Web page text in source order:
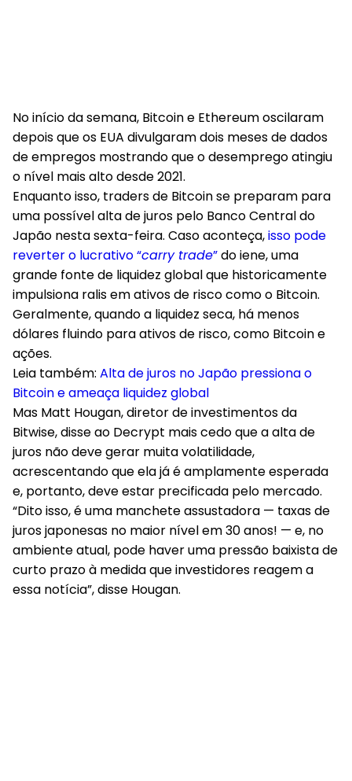
No início da semana, Bitcoin e Ethereum oscilaram
depois que os EUA divulgaram dois meses de dados
de empregos mostrando que o desemprego atingiu
o nível mais alto desde 2021.
Enquanto isso, traders de Bitcoin se preparam para
uma possível alta de juros pelo Banco Central do
Japão nesta sexta-feira. Caso aconteça,isso pode
reverter o lucrativo “carry trade”do iene, uma
grande fonte de liquidez global que historicamente
impulsiona ralis em ativos de risco como o Bitcoin.
Geralmente,quando a liquidez seca, há menos
dólares fluindo para ativos de risco, como Bitcoin e
ações.
Leia também: Alta de juros no Japão pressiona o
Bitcoin e ameaça liquidez global
Mas Matt Hougan, diretor de investimentos da
Bitwise, disse ao Decrypt mais cedo quea alta de
juros não deve gerar muita volatilidade,
acrescentando que ela já é amplamente esperada
e, portanto, deve estar precificada pelo mercado.
“Dito isso, é uma manchete assustadora — taxas de
juros japonesas no maior nível em 30 anos! — e, no
ambiente atual, pode haver uma pressão baixista de
curto prazo à medida que investidores reagem a
essa notícia”, disse Hougan.